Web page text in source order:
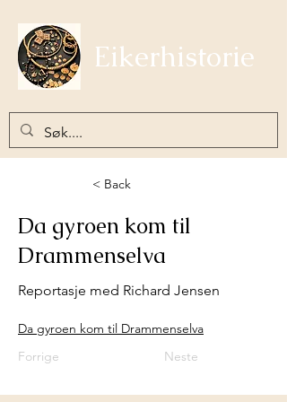
Eikerhistorie
< Back
Da gyroen kom til
Drammenselva
Reportasje med Richard Jensen
Da gyroen kom til Drammenselva
Forrige
Neste